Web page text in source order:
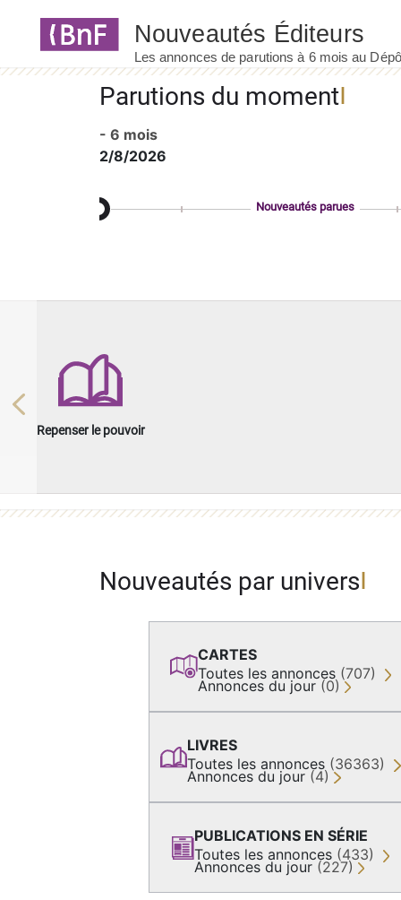
Parutions du moment
- 6 mois
2/8/2026
Nouveautés parues
Repenser le pouvoir
Previous
Nouveautés par univers
CARTES
Toutes les annonces (707)
Annonces du jour (0)
LIVRES
Toutes les annonces (36363)
Annonces du jour (4)
PUBLICATIONS EN SÉRIE
Toutes les annonces (433)
Annonces du jour (227)